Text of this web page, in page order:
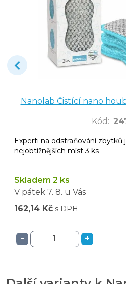
Nanolab Čistící nano
Kód :
Experti na odstraňování
nejobtížnějších míst 3 ks
Skladem 2 ks
V pátek 7. 8. u Vás
162,14 Kč s DPH
- +